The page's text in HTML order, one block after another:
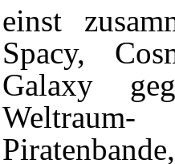
einst
Spacy,
Galaxy
Weltraum-
Piratenbande